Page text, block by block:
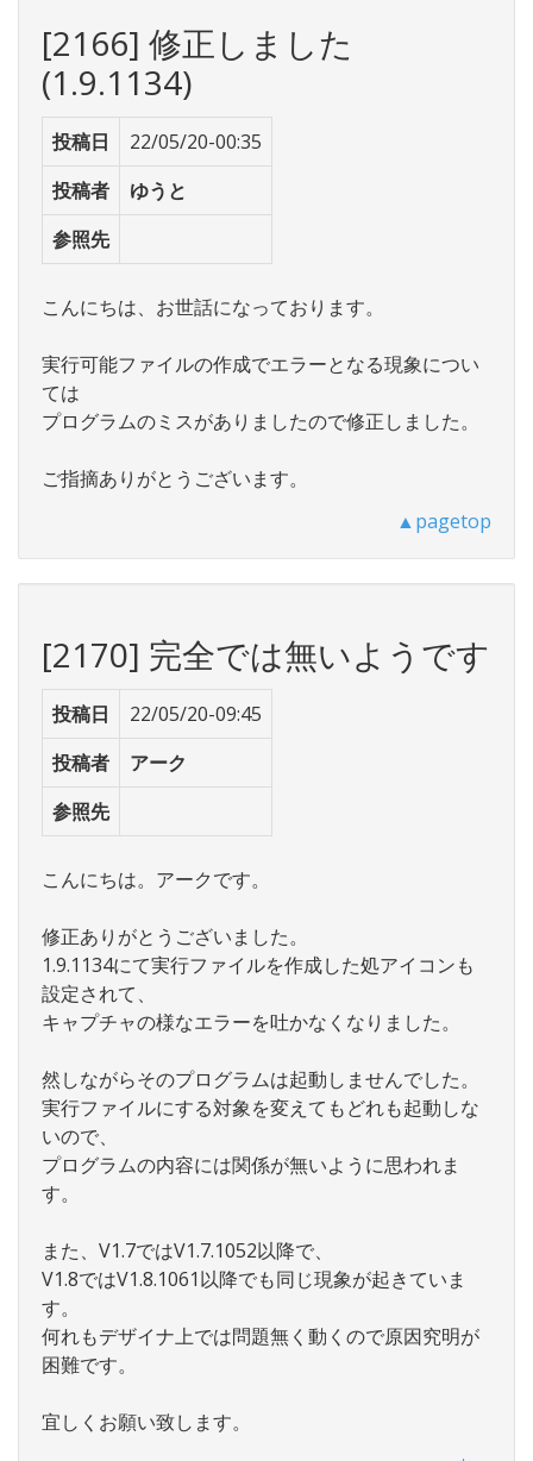
[2166] 修正しました
(1.9.1134)
投稿日
22/05/20-00:35
投稿者
ゆうと
参照先
こんにちは、お世話になっております。
実行可能ファイルの作成でエラーとなる現象につい
ては
プログラムのミスがありましたので修正しました。
ご指摘ありがとうございます。
▲pagetop
[2170] 完全では無いようです
投稿日
22/05/20-09:45
投稿者
アーク
参照先
こんにちは。アークです。
修正ありがとうございました。
1.9.1134にて実行ファイルを作成した処アイコンも
設定されて、
キャプチャの様なエラーを吐かなくなりました。
然しながらそのプログラムは起動しませんでした。
実行ファイルにする対象を変えてもどれも起動しな
いので、
プログラムの内容には関係が無いように思われま
す。
また、V1.7ではV1.7.1052以降で、
V1.8ではV1.8.1061以降でも同じ現象が起きていま
す。
何れもデザイナ上では問題無く動くので原因究明が
困難です。
宜しくお願い致します。